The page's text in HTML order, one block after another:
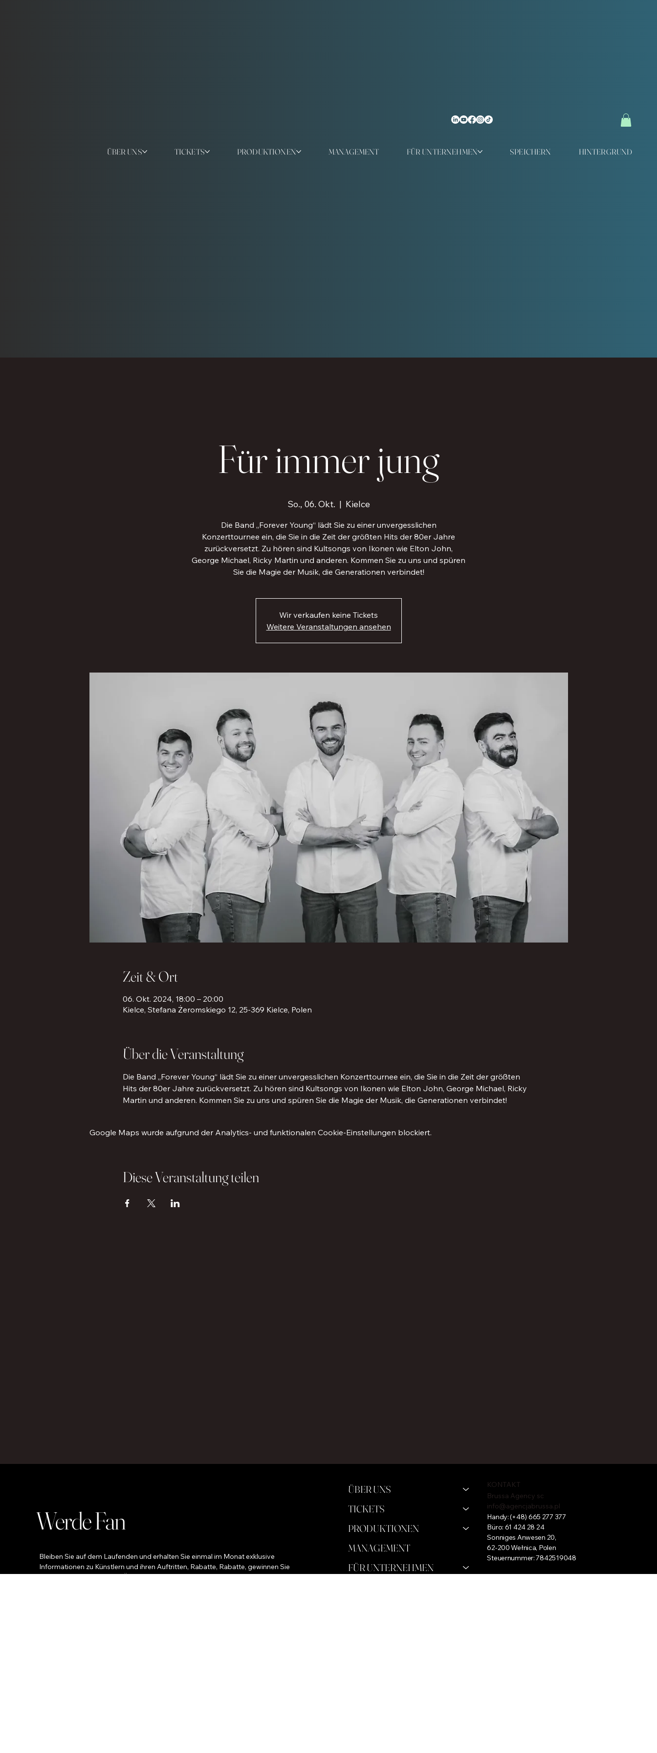
ÜBER UNS TICKETS PRODUKTIONEN MANAGEMENT FÜR UNTERNEHMEN SPEICHERN HINTERGRUND
Für immer jung
So., 06. Okt.
  |
Kielce
Die Band „Forever Young“ lädt Sie zu einer unvergesslichen
Konzerttournee ein, die Sie in die Zeit der größten Hits der 80er Jahre
zurückversetzt. Zu hören sind Kultsongs von Ikonen wie Elton John,
George Michael, Ricky Martin und anderen. Kommen Sie zu uns und spüren
Sie die Magie der Musik, die Generationen verbindet!
Wir verkaufen keine Tickets
Weitere Veranstaltungen ansehen
Zeit & Ort
06. Okt. 2024, 18:00 – 20:00
Kielce, Stefana Żeromskiego 12, 25-369 Kielce, Polen
Über die Veranstaltung
Die Band „Forever Young“ lädt Sie zu einer unvergesslichen Konzerttournee ein, die Sie in die Zeit der größten
Hits der 80er Jahre zurückversetzt. Zu hören sind Kultsongs von Ikonen wie Elton John, George Michael, Ricky
Martin und anderen. Kommen Sie zu uns und spüren Sie die Magie der Musik, die Generationen verbindet!
Google Maps wurde aufgrund der Analytics- und funktionalen Cookie-Einstellungen blockiert.
Diese Veranstaltung teilen
Werde Fan
Bleiben Sie auf dem Laufenden und erhalten Sie einmal im Monat exklusive
Informationen zu Künstlern und ihren Auftritten, Rabatte, Rabatte, gewinnen Sie
KONTAKT
Brussa Agency sc
info@agencjabrussa.pl
Handy:(+48) 665 277 377
Büro: 61 424 28 24
Sonniges Anwesen 20,
62-200 Wełnica, Polen
Steuernummer: 7842519048
ÜBER UNS
TICKETS
PRODUKTIONEN
MANAGEMENT
FÜR UNTERNEHMEN